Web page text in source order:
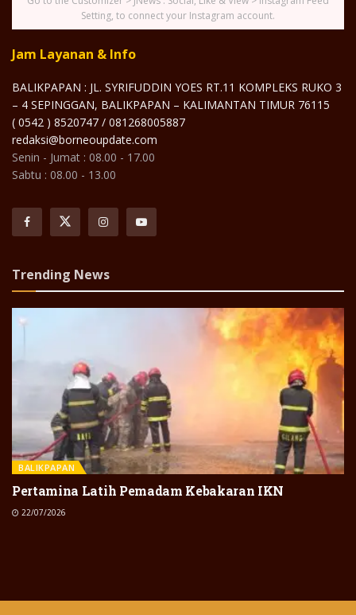
Setting, to connect your Instagram account.
Jam Layanan & Info
BALIKPAPAN : JL. SYRIFUDDIN YOES RT.11 KOMPLEKS RUKO 3
– 4 SEPINGGAN, BALIKPAPAN – KALIMANTAN TIMUR 76115
( 0542 ) 8520747 / 081268005887
redaksi@borneoupdate.com
Senin - Jumat : 08.00 - 17.00
Sabtu : 08.00 - 13.00
Trending News
BALIKPAPAN
Pertamina Latih Pemadam Kebakaran IKN
22/07/2026